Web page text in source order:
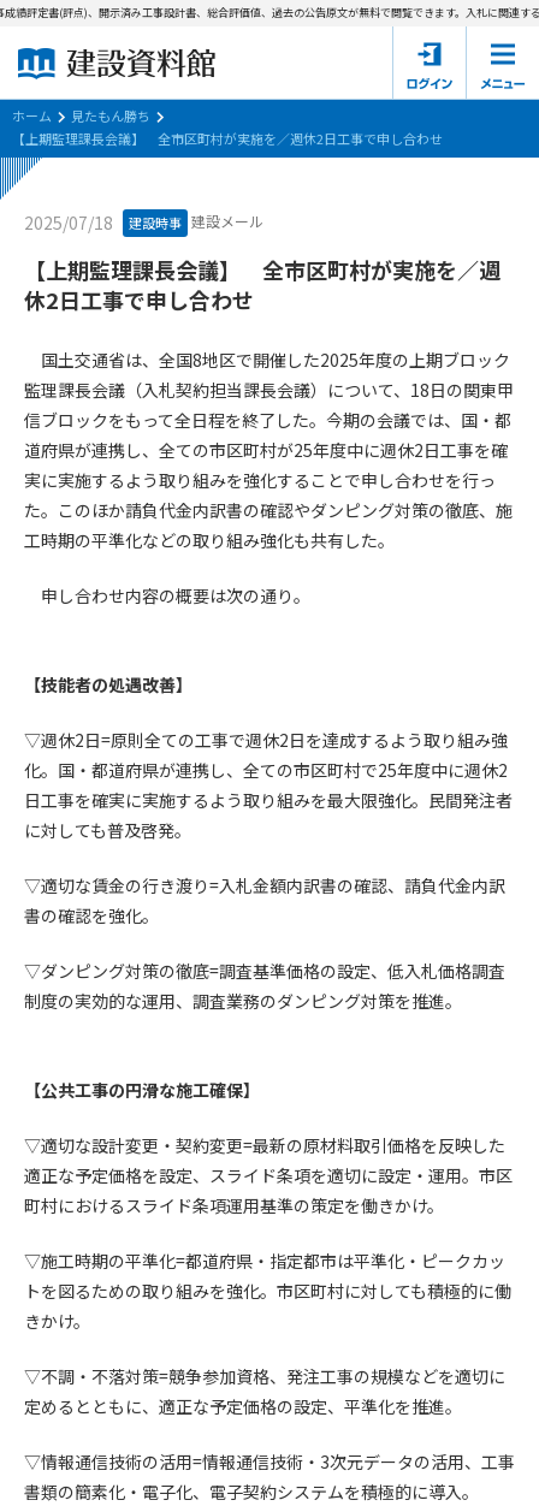
建設資料館とは
東京都の入札資料
国土交通省の入札資料
見たもん勝ち
会員登録について
サポーター会員一覧
会社概要 お問い合わせ
個人情報保護方針
会員規約
評定書(評点)、開示済み工事設計書、総合評価値、過去の公告原文が無料で閲覧できます。入札に関連する
ホーム
見たもん勝ち
【上期監理課長会議】 全市区町村が実施を／週休2日工事で申し合わせ
2025/07/18 建設時事 建設メール
【上期監理課長会議】 全市区町村が実施を／週
休2日工事で申し合わせ
国土交通省は、全国8地区で開催した2025年度の上期ブロック
監理課長会議（入札契約担当課長会議）について、18日の関東甲
信ブロックをもって全日程を終了した。今期の会議では、国・都
道府県が連携し、全ての市区町村が25年度中に週休2日工事を確
実に実施するよう取り組みを強化することで申し合わせを行っ
た。このほか請負代金内訳書の確認やダンピング対策の徹底、施
工時期の平準化などの取り組み強化も共有した。
申し合わせ内容の概要は次の通り。
【技能者の処遇改善】
▽週休2日=原則全ての工事で週休2日を達成するよう取り組み強
化。国・都道府県が連携し、全ての市区町村で25年度中に週休2
日工事を確実に実施するよう取り組みを最大限強化。民間発注者
に対しても普及啓発。
▽適切な賃金の行き渡り=入札金額内訳書の確認、請負代金内訳
書の確認を強化。
▽ダンピング対策の徹底=調査基準価格の設定、低入札価格調査
制度の実効的な運用、調査業務のダンピング対策を推進。
【公共工事の円滑な施工確保】
▽適切な設計変更・契約変更=最新の原材料取引価格を反映した
適正な予定価格を設定、スライド条項を適切に設定・運用。市区
町村におけるスライド条項運用基準の策定を働きかけ。
▽施工時期の平準化=都道府県・指定都市は平準化・ピークカッ
トを図るための取り組みを強化。市区町村に対しても積極的に働
きかけ。
▽不調・不落対策=競争参加資格、発注工事の規模などを適切に
定めるとともに、適正な予定価格の設定、平準化を推進。
▽情報通信技術の活用=情報通信技術・3次元データの活用、工事
書類の簡素化・電子化、電子契約システムを積極的に導入。
第1条（規約の目的）
会員サービスの利用条件等について定めるものです。
2. 管理者が建設資料館WEB上で随時掲載するルールは本規約の
一部を構成するものとします。
第2条（規約の変更）
本規約は、会員の了承を得ることなく、随時変更されることが
あります。変更内容は、建設資料館WEB上に表示した時点で直
ちに全ての会員が了承したものとみなします。
第4条（会員審査および資格の取り消し）
第4条（会員の定義と登録）
の何れかの項目に該当することがわかった場合、その者の会
員としての権限を承認しないことがあります。
(1) 会員申し込みをした者が実在しなかった場合
(2) 本規約に違反した場合/li>
(4) 会員申込者が管理者所定の手続き通りに会員申込手続き処
理を行わなかった場合
2. 管理者は承認後であっても承認した会員が前項の何れかに該
当することが判明した場合、会員資格を取り消すことがあり
第5条（IDおよびパスワードの管理）
用および管理について責任を負うものとします。
2. 会員は、自己のIDおよびパスワードを、貸与、譲渡、売買、
その他形態を問わず、第三者に利用させることはできませ
ん。
第三者（他の会員を含む）の使用等による損害について責任
を負うものとし、管理者は一切責任を負いません。
1. 会員は建設資料館WEB上で以下の行為をしないものとしま
す。
る行為
(2) 第三者または管理者の財産、プライバシー等を侵害する行